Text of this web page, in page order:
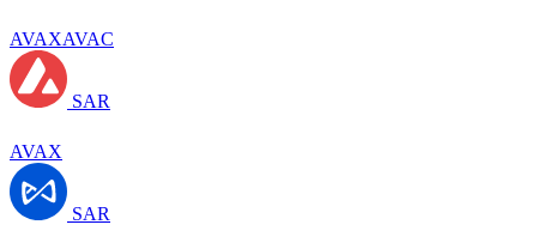
AVAXAVAC
SAR
AVAX
SAR